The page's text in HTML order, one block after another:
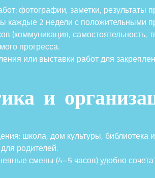
фотографии, заметки, результаты
каждые 2 недели с положительными
(коммуникация,
прогресса.
или выставки работ для
и
школа, дом культуры,
родителей.
смены (4–5 часов) удобно